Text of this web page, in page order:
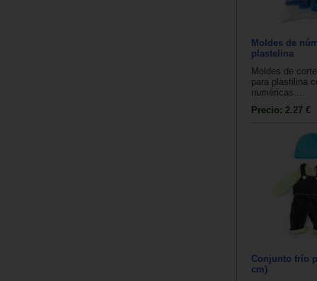
Moldes de
plastelina
Moldes de
para plastilina
numéricas....
Precio: 2.27 €
Conjunto frío
cm)